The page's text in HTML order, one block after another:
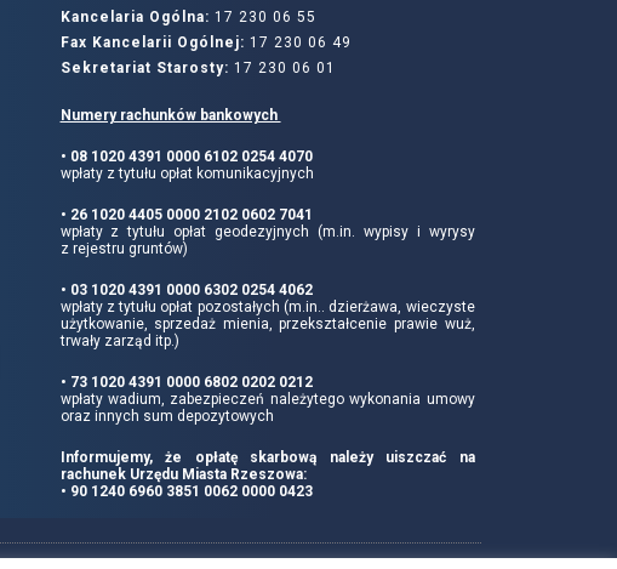
Kancelaria Ogólna: 17 230 06 55
Fax Kancelarii Ogólnej: 17 230 06 49
Sekretariat Starosty: 17 230 06 01
Numery rachunków bankowych
• 08 1020 4391 0000 6102 0254 4070
wpłaty z tytułu opłat komunikacyjnych
• 26 1020 4405 0000 2102 0602 7041
wpłaty z tytułu opłat geodezyjnych (m.in. wypisy i wyrysy
z rejestru gruntów)
• 03 1020 4391 0000 6302 0254 4062
wpłaty z tytułu opłat pozostałych (m.in.. dzierżawa, wieczyste
użytkowanie, sprzedaż mienia, przekształcenie prawie wuż,
trwały zarząd itp.)
• 73 1020 4391 0000 6802 0202 0212
wpłaty wadium, zabezpieczeń należytego wykonania umowy
oraz innych sum depozytowych
Informujemy, że opłatę skarbową należy uiszczać na
rachunek Urzędu Miasta Rzeszowa:
• 90 1240 6960 3851 0062 0000 0423